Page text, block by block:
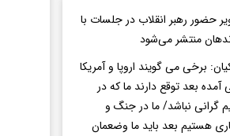
حضور رهبر انقلاب در جلسات با
منتشر می‌شود
برخی می گویند اروپا و آمریکا
آمده بعد توقع دارند ما که در
گرانی نباشد/ ما در جنگ و
هستیم بعد باید ما وضعمان